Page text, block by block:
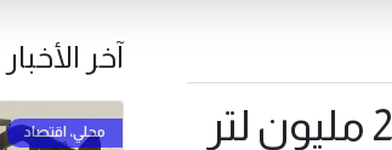
مستودع سبها النفطي يضخ أكثر من 28 مليون لتر
آخر